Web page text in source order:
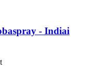
-​ Indiai